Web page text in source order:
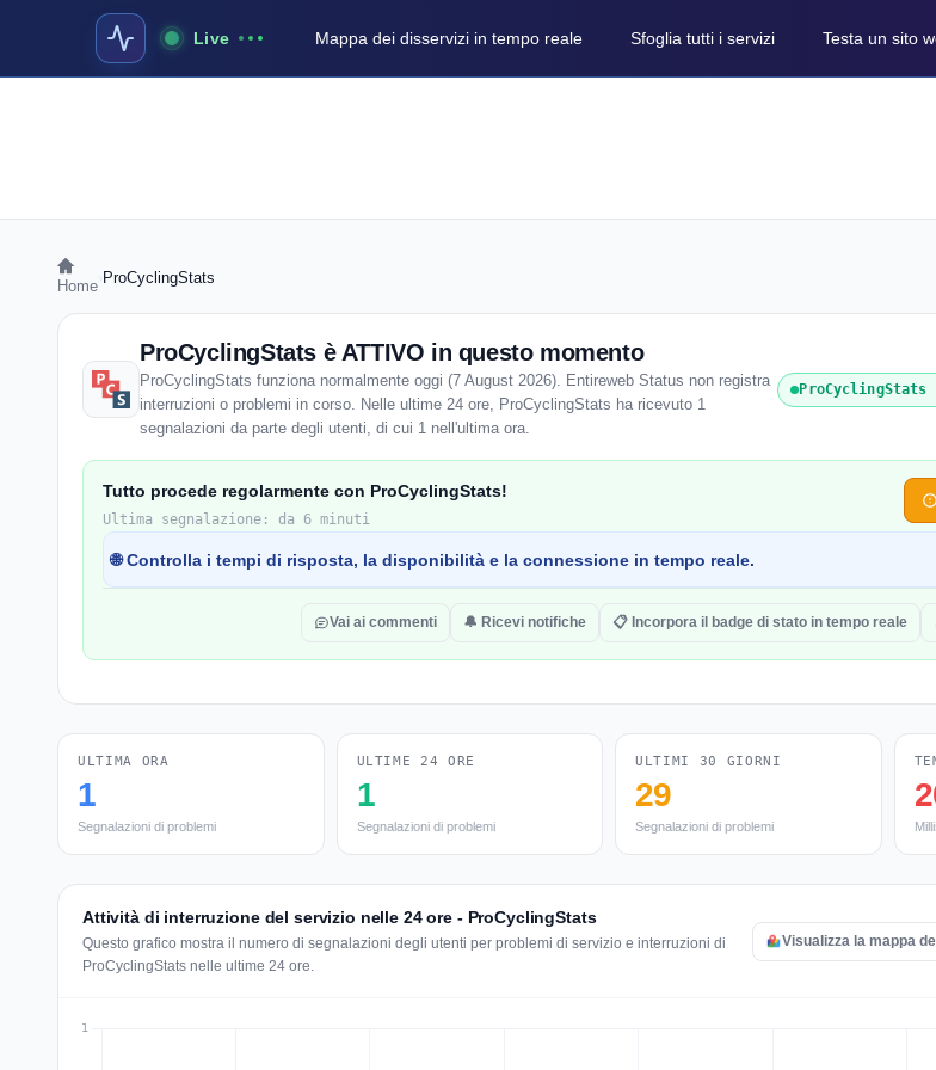
Live Mappa dei disservizi in tempo reale Sfoglia tutti i servizi Testa un sito
Home ProCyclingStats
ProCyclingStats è ATTIVO in questo momento
ProCyclingStats funziona normalmente oggi (7 August 2026). Entireweb Status non registra
interruzioni o problemi in corso. Nelle ultime 24 ore, ProCyclingStats ha ricevuto 1
segnalazioni da parte degli utenti, di cui 1 nell'ultima ora.
ProCyclingStats
Tutto procede regolarmente con ProCyclingStats!
Ultima segnalazione: da 6 minuti
🌐 Controlla i tempi di risposta, la disponibilità e la connessione in tempo reale.
Vai ai commenti 🔔 Ricevi notifiche 📋 Incorpora il badge di stato in tempo reale
ULTIMA ORA
1
Segnalazioni di problemi
ULTIME 24 ORE
1
Segnalazioni di problemi
ULTIMI 30 GIORNI
29
Segnalazioni di problemi
Attività di interruzione del servizio nelle 24 ore - ProCyclingStats
Questo grafico mostra il numero di segnalazioni degli utenti per problemi di servizio e interruzioni di
ProCyclingStats nelle ultime 24 ore.
Visualizza la mappa